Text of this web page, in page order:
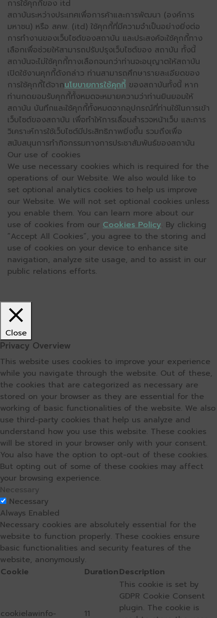
การใช้คุกกี้ของ itd
สถาบันระหว่างประเทศเพื่อการค้าและการพัฒนา (องค์การ
มหาชน) หรือ สคพ. (itd) ใช้คุกกี้ที่มีความจำเป็นอย่างยิ่งต่อ
การทำงานของเว็บไซต์ของสถาบัน และประสงค์จะใช้คุกกี้ทาง
เลือกเพื่อช่วยให้สามารถปรับปรุงเว็บไซต์ของ สถาบัน ทั้งนี้
สถาบันจะไม่ใช้คุกกี้ทางเลือกจนกว่าท่านจะอนุญาตให้สถาบัน
เปิดใช้งานคุกกี้ดังกล่าว ท่านสามารถศึกษารายละเอียดของ
การใช้คุกกี้ได้จากนโยบายการใช้คุกกี้ ของสถาบันทั้งนี้ หาก
ท่านกดยอมรับคุกกี้ทั้งหมดจะหมายความว่าท่านยินยอมให้
สถาบัน บันทึกและใช้คุกกี้ทั้งหมดจากอุปกรณ์ที่ท่านใช้ในการเข้า
เว็บไซต์ของสถาบัน เพื่อทำให้การเลื่อนสำรวจหน้าเว็บ และการ
วิเคราะห์การใช้เว็บไซต์มีประสิทธิภาพยิ่งขึ้น รวมถึงเพื่อ
สนับสนุนการทำกิจกรรมทางการประชาสัมพันธ์ของสถาบัน
Our use of cookies
We use necessary cookies which is required for the
operations of our Website. We also would like to
set optional analytics cookies to help us improve
our Website. We will not set optional cookies unless
you enable them. You can learn more about our
use of cookies from our Cookies Policy. By clicking
“Accept All Cookies”, you agree to the storing and
use of cookies on your device to enhance site
navigation, analyze site usage, and to assist in our
public relations efforts.
Close
Privacy Overview
This website uses cookies to improve your experience
while you navigate through the website. Out of these,
the cookies that are categorized as necessary are
stored on your browser as they are essential for the
working of basic functionalities of the website. We also
use third-party cookies that help us analyze and
understand how you use this website. These cookies
will be stored in your browser only with your consent.
You also have the option to opt-out of these cookies.
But opting out of some of these cookies may affect
your browsing experience.
Necessary
Necessary
Always Enabled
Necessary cookies are absolutely essential for the
website to function properly. These cookies ensure
basic functionalities and security features of the
website, anonymously.
Cookie
DurationDescription
cookielawinfo-
11
This cookie is set by
GDPR Cookie Consent
plugin. The cookie is